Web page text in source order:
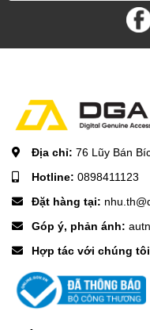
Địa chỉ: 76 Lũy Bán
Hotline: 0898411123
Đặt hàng tại:
Góp ý, phản ánh:
Hợp tác với chúng